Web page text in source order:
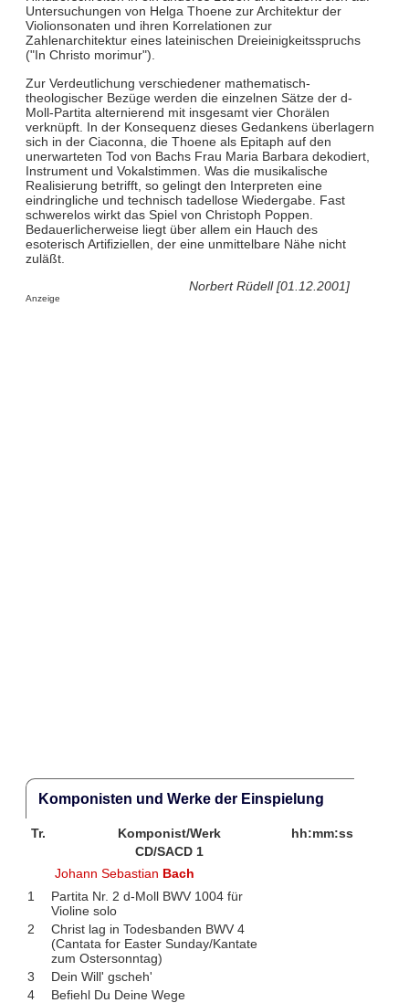
Untersuchungen von Helga Thoene zur Architektur der
Violionsonaten und ihren Korrelationen zur
Zahlenarchitektur eines lateinischen Dreieinigkeitsspruchs
("In Christo morimur").
Zur Verdeutlichung verschiedener mathematisch-
theologischer Bezüge werden die einzelnen Sätze der d-
Moll-Partita alternierend mit insgesamt vier Chorälen
verknüpft. In der Konsequenz dieses Gedankens überlagern
sich in der Ciaconna, die Thoene als Epitaph auf den
unerwarteten Tod von Bachs Frau Maria Barbara dekodiert,
Instrument und Vokalstimmen. Was die musikalische
Realisierung betrifft, so gelingt den Interpreten eine
eindringliche und technisch tadellose Wiedergabe. Fast
schwerelos wirkt das Spiel von Christoph Poppen.
Bedauerlicherweise liegt über allem ein Hauch des
esoterisch Artifiziellen, der eine unmittelbare Nähe nicht
zuläßt.
Norbert Rüdell [01.12.2001]
Anzeige
Komponisten und Werke der Einspielung
Tr. Komponist/Werk
hh:mm:ss
CD/SACD 1
Johann Sebastian Bach
1
Partita Nr. 2 d-Moll BWV 1004 für
Violine solo
2
Christ lag in Todesbanden BWV 4
(Cantata for Easter Sunday/Kantate
zum Ostersonntag)
3
Dein Will' gscheh'
4
Befiehl Du Deine Wege